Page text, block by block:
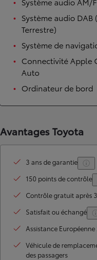
Système audio
Terrestre)
Système de
Connectivité Apple
Auto
Ordinateur de bord
Avantages Toyota
3 ans de garantie
150 points de contrôle
Contrôle gratuit après
Satisfait ou échangé
Assistance
Véhicule de
des passagers